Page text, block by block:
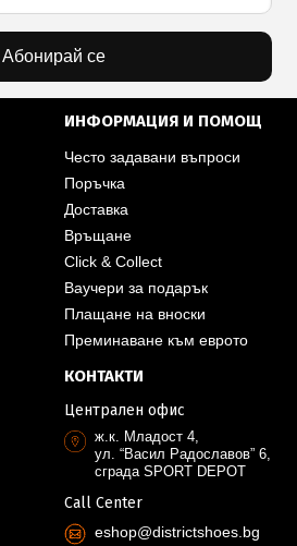
Абонирай се
ИНФОРМАЦИЯ И ПОМОЩ
Често задавани въпроси
Поръчка
Доставка
Връщане
Click & Collect
Ваучери за подарък
Плащане на вноски
Преминаване към еврото
КОНТАКТИ
Централен офис
ж.к. Младост 4,
ул. “Васил Радославов” 6,
сграда SPORT DEPOT
Call Center
eshop@districtshoes.bg